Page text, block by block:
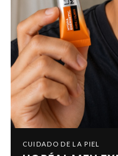
CUIDADO DE LA PIEL